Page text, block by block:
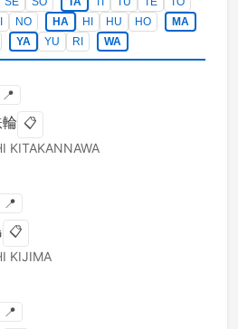
NO HA HI HU HO
MA
YA YU RI WA
📍
📋
KITAKANNAWA
📍
📋
KIJIMA
📍